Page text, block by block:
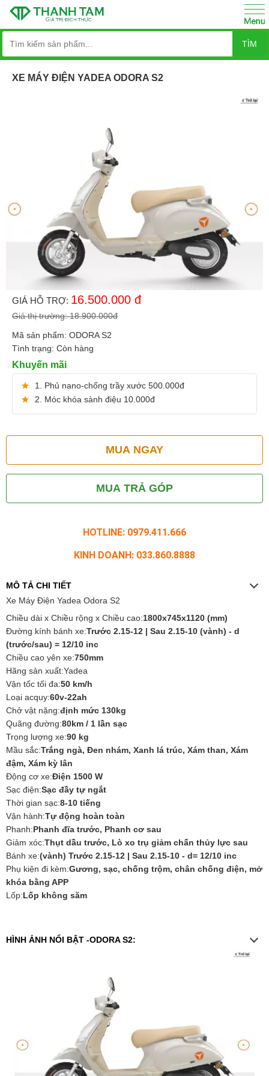
TÌM
XE MÁY ĐIỆN YADEA ODORA S2
GIÁ HỖ TRỢ: 16.500.000 đ
Giá thị trường:18.900.000đ
Mã sản phẩm: ODORA S2
Tình trạng: Còn hàng
Khuyến mãi
1. Phủ nano-chống trầy xước 500.000đ
2. Móc khóa sành điệu 10.000đ
MUA NGAY
MUA TRẢ GÓP
HOTLINE: 0979.411.666
KINH DOANH: 033.860.8888
MÔ TẢ CHI TIẾT
Xe Máy Điện Yadea Odora S2
Chiều dài x Chiều rộng x Chiều cao:1800x745x1120 (mm)
Đường kính bánh xe:Trước 2.15-12 | Sau 2.15-10 (vành) - d
(trước/sau) = 12/10 inc
Chiều cao yên xe:750mm
Hãng sản xuất:Yadea
Vận tốc tối đa:50 km/h
Loại acquy:60v-22ah
Chở vật nặng:định mức 130kg
Quãng đường:80km / 1 lần sạc
Trọng lượng xe:90 kg
Mầu sắc:Trắng ngà, Đen nhám, Xanh lá trúc, Xám than, Xám
đậm, Xám kỳ lân
Động cơ xe:Điện 1500 W
Sạc điện:Sạc đầy tự ngắt
Thời gian sạc:8-10 tiếng
Vận hành:Tự động hoàn toàn
Phanh:Phanh đĩa trước, Phanh cơ sau
Giảm xóc:Thụt dầu trước, Lò xo trụ giảm chấn thủy lực sau
Bánh xe:(vành) Trước 2.15-12 | Sau 2.15-10 - d= 12/10 inc
Phụ kiện đi kèm:Gương, sạc, chống trộm, chân chống điện, mở
khóa bằng APP
Lốp:Lốp không săm
HÌNH ẢNH NỔI BẬT -ODORA S2: